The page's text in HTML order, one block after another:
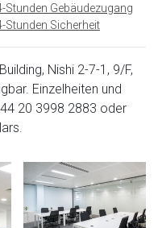
Stunden Gebäudezugang
Stunden Sicherheit
Nishi 2-7-1, 9/F,
Einzelheiten und
20 3998 2883 oder